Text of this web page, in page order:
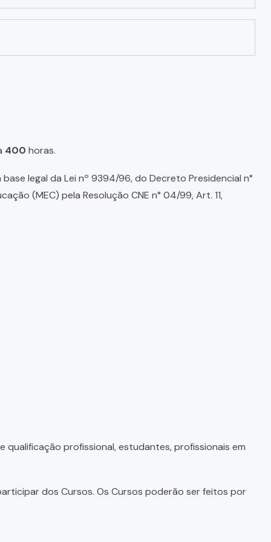
400 horas.
legal da Lei nº 9394/96, do Decreto Presidencial n°
(MEC) pela Resolução CNE n° 04/99, Art. 11,
profissional, estudantes, profissionais em
dos Cursos. Os Cursos poderão ser feitos por